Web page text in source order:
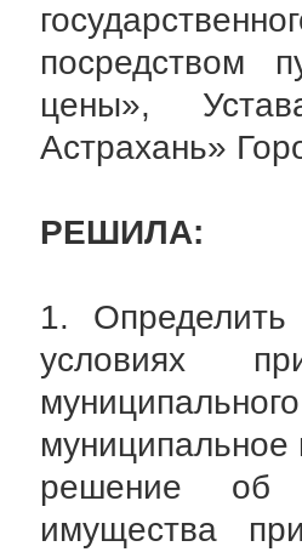
посредством
цены»,
Астрахань»
РЕШИЛА:
1.
условиях
решение об
имущества